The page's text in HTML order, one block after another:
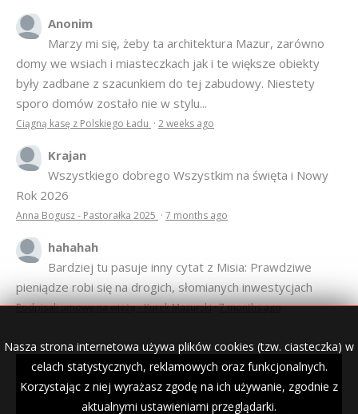
Anonim
Marzy mi się, żeby ta architektura Mazur, zarówno
domy we wsiach i miasteczkach jak i te większe obiekty
były zadbane z szacunkiem do tej zabudowy. Niestety
sporo domów zostało nie w stylu...
Ciągną kasę z Polskiego Ładu · 2 weeks ago
Krajan
Wszystkiego dobrego Wszystkim na święta i Nowy
Rok 2026
Anna Bogusz - Pastorałka 2025 · 7 months ago
hahahah
Bardziej tu pasuje inny cytat z Misia: Prawdziwe
pieniądze robi się na drogich, słomianych inwestycjach
Podpisali umowę na wieżę - Kurek Mazurski·7 months ago
Nasza strona internetowa używa plików cookies (tzw. ciasteczka) w
celach statystycznych, reklamowych oraz funkcjonalnych.
Korzystając z niej wyrażasz zgodę na ich używanie, zgodnie z
aktualnymi ustawieniami przeglądarki.
© 2007–2018 Kurek Mazurski — archiwalne wydania lokalnej
gazety.